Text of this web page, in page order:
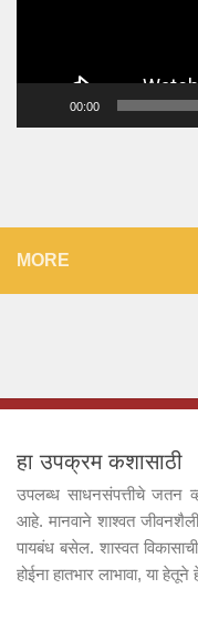
00:00
MORE
हा उपक्रम कशासाठी
उपलब्ध साधनसंपत्तीचे जतन
आहे. मानवाने शाश्वत जीवनशैली
पायबंध बसेल. शास्वत
होईना हातभार लाभावा, या